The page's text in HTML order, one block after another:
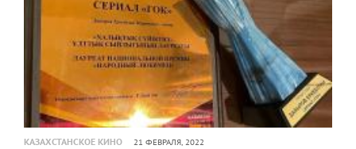
КАЗАХСТАНСКОЕ КИНО 21 ФЕВРАЛЯ, 2022